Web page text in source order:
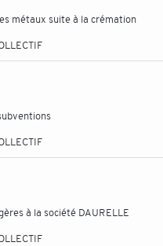
métaux suite à la crémation
à la société DAURELLE